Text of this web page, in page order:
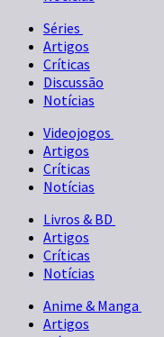
Séries
Artigos
Críticas
Discussão
Notícias
Videojogos
Artigos
Críticas
Notícias
Livros & BD
Artigos
Críticas
Notícias
Anime & Manga
Artigos